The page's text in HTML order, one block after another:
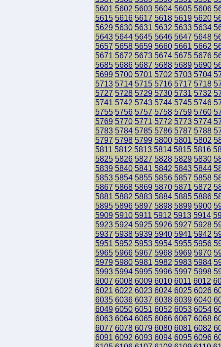
5601 5602 5603 5604 5605 5606
5615 5616 5617 5618 5619 5620
5629 5630 5631 5632 5633 5634
5643 5644 5645 5646 5647 5648
5657 5658 5659 5660 5661 5662
5671 5672 5673 5674 5675 5676
5685 5686 5687 5688 5689 5690
5699 5700 5701 5702 5703 5704
5713 5714 5715 5716 5717 5718
5727 5728 5729 5730 5731 5732
5741 5742 5743 5744 5745 5746
5755 5756 5757 5758 5759 5760
5769 5770 5771 5772 5773 5774
5783 5784 5785 5786 5787 5788
5797 5798 5799 5800 5801 5802
5811 5812 5813 5814 5815 5816
5825 5826 5827 5828 5829 5830
5839 5840 5841 5842 5843 5844
5853 5854 5855 5856 5857 5858
5867 5868 5869 5870 5871 5872
5881 5882 5883 5884 5885 5886
5895 5896 5897 5898 5899 5900
5909 5910 5911 5912 5913 5914
5923 5924 5925 5926 5927 5928
5937 5938 5939 5940 5941 5942
5951 5952 5953 5954 5955 5956
5965 5966 5967 5968 5969 5970
5979 5980 5981 5982 5983 5984
5993 5994 5995 5996 5997 5998
6007 6008 6009 6010 6011 6012
6021 6022 6023 6024 6025 6026
6035 6036 6037 6038 6039 6040
6049 6050 6051 6052 6053 6054
6063 6064 6065 6066 6067 6068
6077 6078 6079 6080 6081 6082
6091 6092 6093 6094 6095 6096